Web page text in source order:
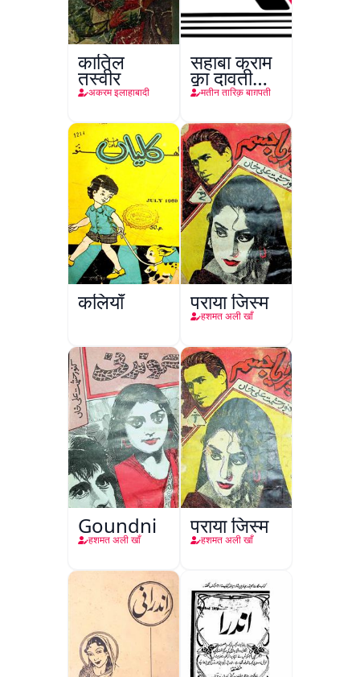
कातिल
तस्वीर
अकरम इलाहाबादी
सहाबा कराम
का दावती
किरदार
मतीन तारिक़ बाग़पती
कलियाँ पराया जिस्म
हशमत अली खाँ
Goundni
हशमत अली खाँ
पराया जिस्म
हशमत अली खाँ